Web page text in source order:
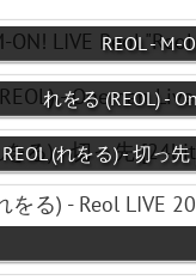
REOL - M-
れをる (REOL) -
REOL (れをる) - 切っ